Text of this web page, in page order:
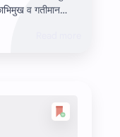
व गतीमान